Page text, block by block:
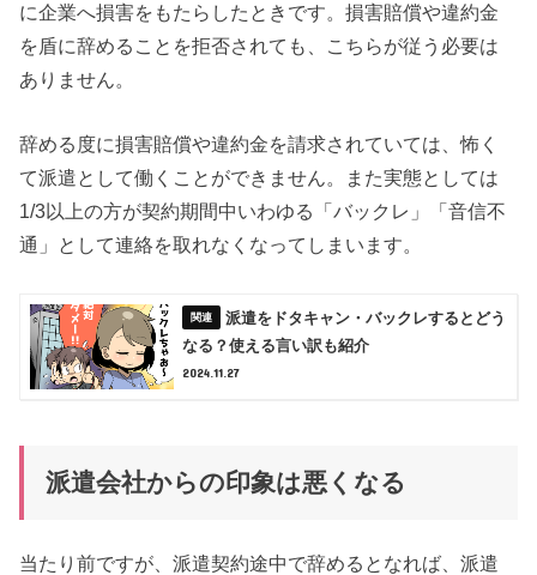
に企業へ損害をもたらしたときです。損害賠償や違約金
を盾に辞めることを拒否されても、こちらが従う必要は
ありません。
辞める度に損害賠償や違約金を請求されていては、怖く
て派遣として働くことができません。また実態としては
1/3以上の方が契約期間中いわゆる「バックレ」「音信不
通」として連絡を取れなくなってしまいます。
派遣をドタキャン・バックレするとどう
なる？使える言い訳も紹介
2024.11.27
派遣会社からの印象は悪くなる
当たり前ですが、派遣契約途中で辞めるとなれば、派遣